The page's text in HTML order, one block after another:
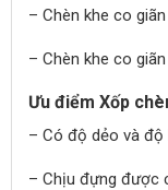
– Chèn khe co
– Chèn khe co
Ưu điểm Xốp
– Có độ dẻo và độ
– Chịu đựng được